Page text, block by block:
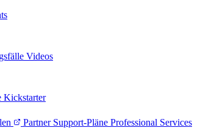
Videos
Kickstarter
Partner Support-Pläne Professional Services